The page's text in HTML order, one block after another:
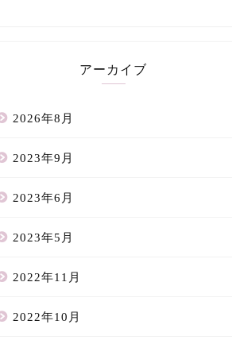
アーカイブ
2026年8月
2023年9月
2023年6月
2023年5月
2022年11月
2022年10月